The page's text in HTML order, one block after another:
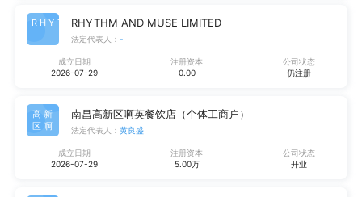
RHYT RHYTHM AND MUSE LIMITED
法定代表人： -
成立日期
2026-07-29
注册资本
0.00
公司状态
仍注册
高新
区啊
南昌高新区啊英餐饮店（个体工商户）
法定代表人： 黄良盛
成立日期
2026-07-29
注册资本
5.00万
公司状态
开业